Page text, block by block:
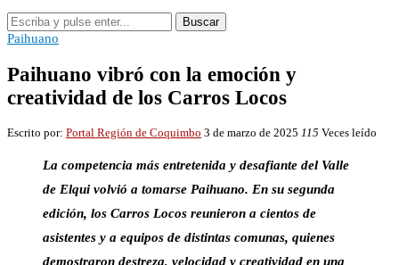
Buscar
Paihuano
Paihuano vibró con la emoción y
creatividad de los Carros Locos
Escrito por: Portal Región de Coquimbo 3 de marzo de 2025 115 Veces leído
La competencia más entretenida y desafiante del Valle
de Elqui volvió a tomarse Paihuano. En su segunda
edición, los Carros Locos reunieron a cientos de
asistentes y a equipos de distintas comunas, quienes
demostraron destreza, velocidad y creatividad en una